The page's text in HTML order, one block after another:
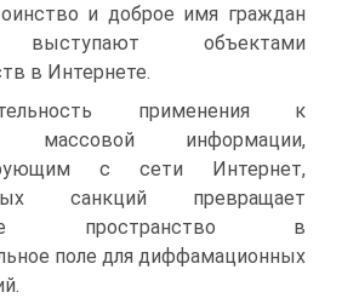
и доброе имя граждан
выступают объектами
в Интернете.
применения к
массовой информации,
с сети Интернет,
санкций превращает
пространство в
поле для диффамационных